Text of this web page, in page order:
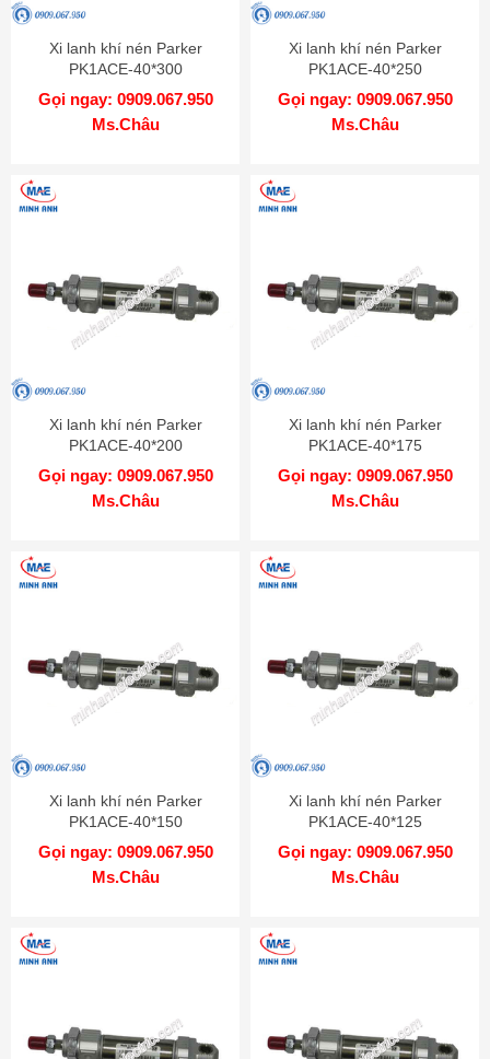
Xi lanh khí nén Parker
PK1ACE-40*300
Gọi ngay: 0909.067.950
Ms.Châu
Xi lanh khí nén Parker
PK1ACE-40*250
Gọi ngay: 0909.067.950
Ms.Châu
Xi lanh khí nén Parker
PK1ACE-40*200
Gọi ngay: 0909.067.950
Ms.Châu
Xi lanh khí nén Parker
PK1ACE-40*175
Gọi ngay: 0909.067.950
Ms.Châu
Xi lanh khí nén Parker
PK1ACE-40*150
Gọi ngay: 0909.067.950
Ms.Châu
Xi lanh khí nén Parker
PK1ACE-40*125
Gọi ngay: 0909.067.950
Ms.Châu